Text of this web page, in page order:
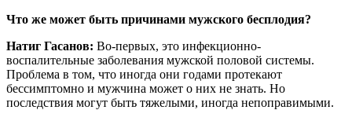
Что же может быть причинами мужского бесплодия?
Натиг Гасанов: Во-первых, это инфекционно-
воспалительные заболевания мужской половой системы.
Проблема в том, что иногда они годами протекают
бессимптомно и мужчина может о них не знать. Но
последствия могут быть тяжелыми, иногда непоправимыми.